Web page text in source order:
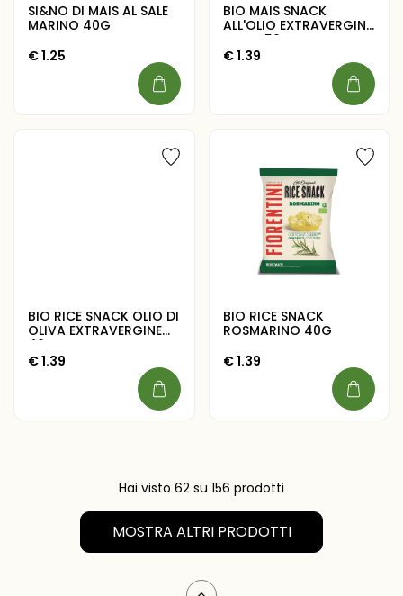
SI&NO DI MAIS AL SALE
MARINO 40G
€1.25
BIO MAIS SNACK
ALL'OLIO EXTRAVERGINE
OLIVA 50G
€1.39
BIO RICE SNACK OLIO DI
OLIVA EXTRAVERGINE
40G
€1.39
BIO RICE SNACK
ROSMARINO 40G
€1.39
Hai visto 62 su 156 prodotti
MOSTRA ALTRI PRODOTTI